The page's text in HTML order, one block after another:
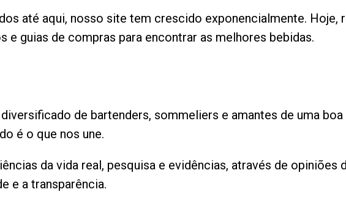
até aqui, nosso site tem crescido exponencialmente.
guias de compras para encontrar as melhores bebidas.
de bartenders, sommeliers e amantes de uma
é o que nos une.
da vida real, pesquisa e evidências, através de opiniões
e a transparência.